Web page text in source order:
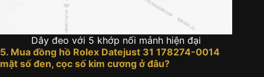
Dây đeo với 5 khớp nối mảnh hiện đại
5. Mua đồng hồ Rolex Datejust 31 178274-0014
mặt số đen, cọc số kim cương ở đâu?